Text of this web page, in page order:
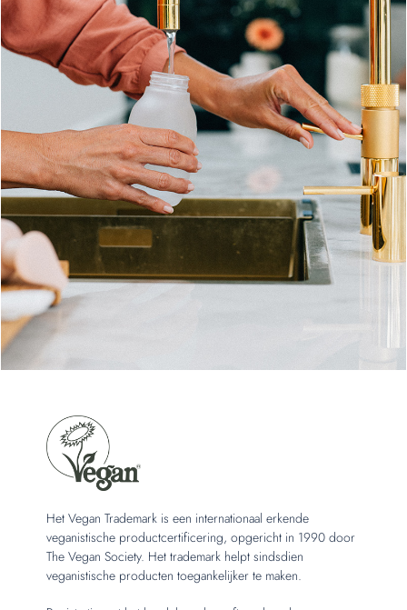
Het Vegan Trademark is een internationaal erkende
veganistische productcertificering, opgericht in 1990 door
The Vegan Society. Het trademark helpt sindsdien
veganistische producten toegankelijker te maken.